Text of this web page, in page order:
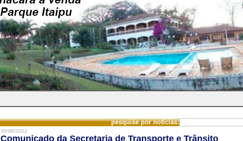
pesquise por notícias:
30/06/2022
Comunicado da Secretaria de Transporte e Trânsito